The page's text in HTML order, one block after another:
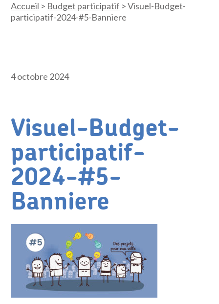
Accueil > Budget participatif >Visuel-Budget-
participatif-2024-#5-Banniere
4 octobre 2024
Visuel-Budget-
participatif-
2024-#5-
Banniere